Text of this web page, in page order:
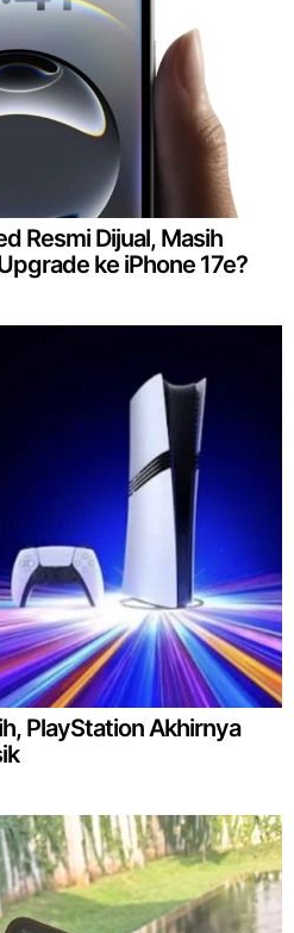
Resmi Dijual, Masih
ke iPhone 17e?
PlayStation Akhirnya